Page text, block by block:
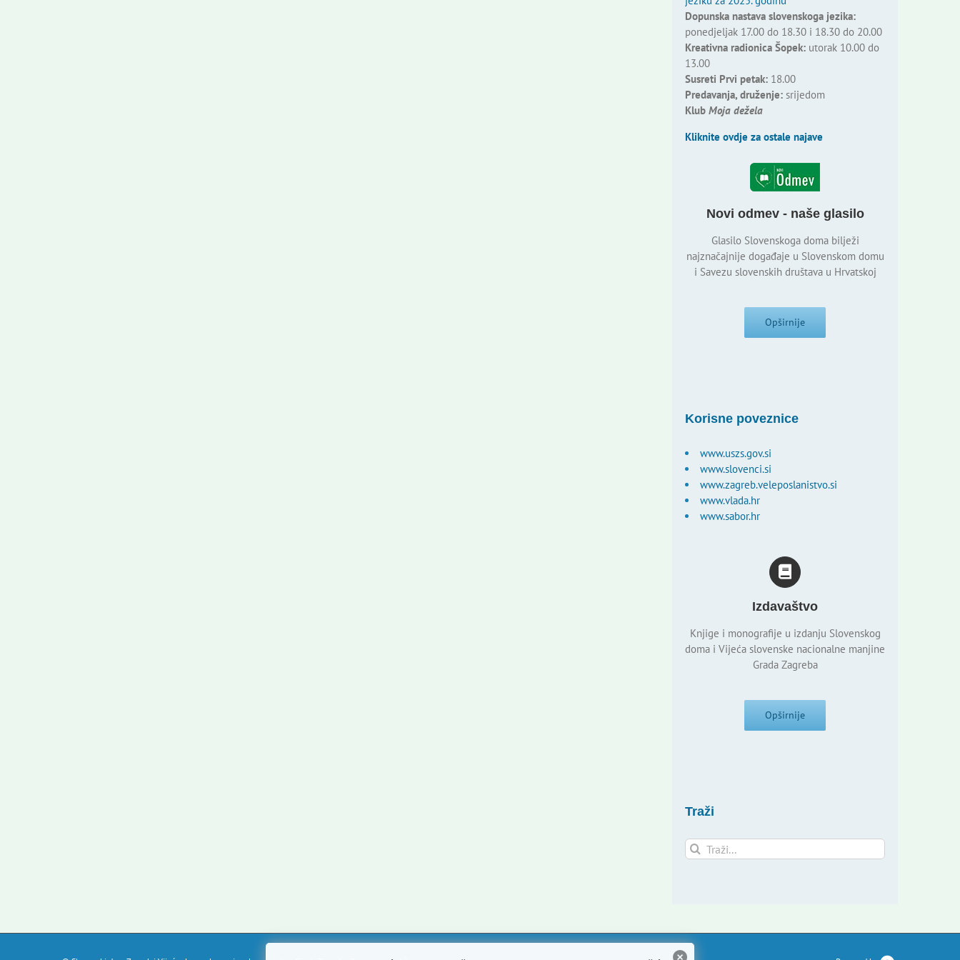
Dopunska nastava slovenskoga jezika:
ponedjeljak 17.00 do 18.30 i 18.30 do 20.00
Kreativna radionica Šopek:utorak 10.00 do
13.00
Susreti Prvi petak:18.00
Predavanja, druženje:srijedom
Klub Moja dežela
Kliknite ovdje za ostale najave
Novi odmev - naše glasilo
Glasilo Slovenskoga doma bilježi
najznačajnije događaje u Slovenskom domu
i Savezu slovenskih društava u Hrvatskoj
Opširnije
Korisne poveznice
www.uszs.gov.si
www.slovenci.si
www.zagreb.veleposlanistvo.si
www.vlada.hr
www.sabor.hr
Izdavaštvo
Knjige i monografije u izdanju Slovenskog
doma i Vijeća slovenske nacionalne manjine
Grada Zagreba
Opširnije
Traži
Traži...